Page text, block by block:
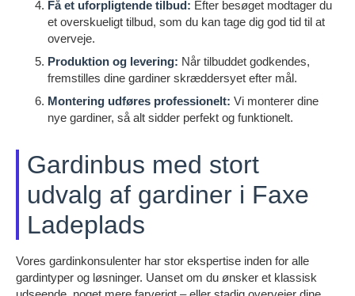
Få et uforpligtende tilbud: Efter besøget modtager du
et overskueligt tilbud, som du kan tage dig god tid til at
overveje.
Produktion og levering: Når tilbuddet godkendes,
fremstilles dine gardiner skræddersyet efter mål.
Montering udføres professionelt: Vi monterer dine
nye gardiner, så alt sidder perfekt og funktionelt.
Gardinbus med stort
udvalg af gardiner i Faxe
Ladeplads
Vores gardinkonsulenter har stor ekspertise inden for alle
gardintyper og løsninger. Uanset om du ønsker et klassisk